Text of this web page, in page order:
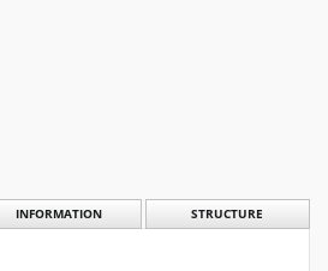
INFORMATION STRUCTURE